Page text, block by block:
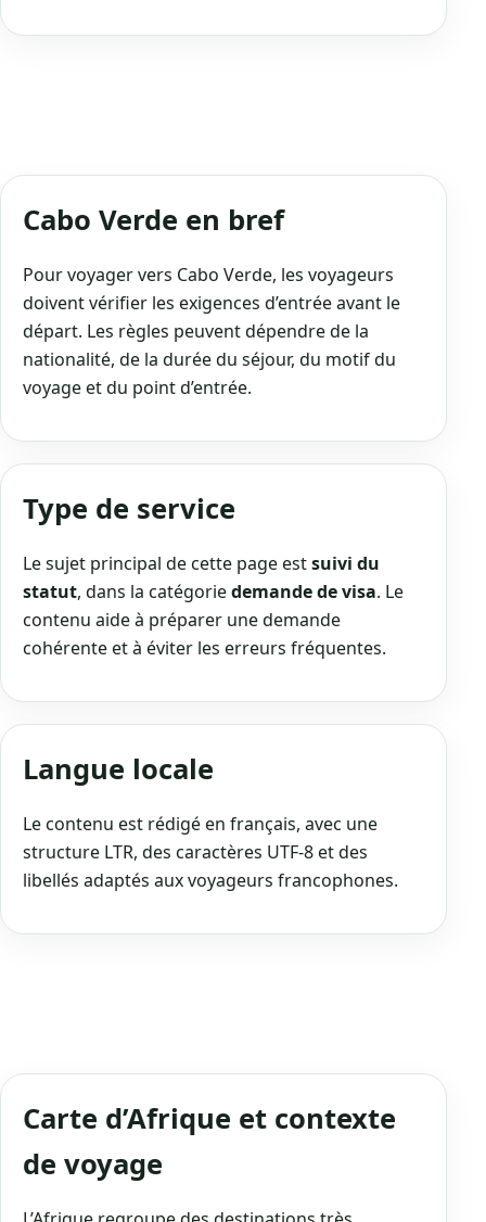
Cabo Verde en bref
Pour voyager vers Cabo Verde, les voyageurs
doivent vérifier les exigences d’entrée avant le
départ. Les règles peuvent dépendre de la
nationalité, de la durée du séjour, du motif du
voyage et du point d’entrée.
Type de service
Le sujet principal de cette page estsuivi du
statut, dans la catégoriedemande de visa. Le
contenu aide à préparer une demande
cohérente et à éviter les erreurs fréquentes.
Langue locale
Le contenu est rédigé en français, avec une
structure LTR, des caractères UTF‑8 et des
libellés adaptés aux voyageurs francophones.
Carte d’Afrique et contexte
de voyage